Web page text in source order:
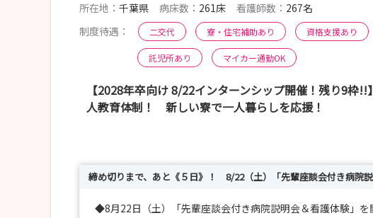
所在地： 千葉県 病床数： 261床 看護師数： 267名
制度待遇：
二交代 寮・住宅補助あり 資格支援あり
託児所あり マイカー通勤OK
【2028年卒向け 8/22インターンシップ開催！残り9
人教育体制！ 新しい寮で一人暮らしを応援！
締め切りまで、あと《５日》！ 8/22（土）「先輩座談会付き病院
◆8月22日（土）「先輩座談会付き病院説明会＆看護体験」を